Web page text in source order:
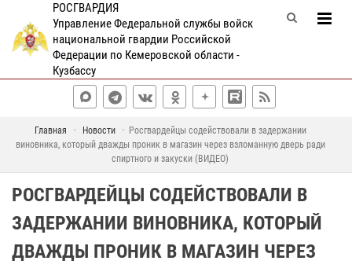
РОСГВАРДИЯ
Управление Федеральной службы войск
национальной гвардии Российской
Федерации по Кемеровской области -
Кузбассу
Главная Новости
Росгвардейцы содействовали в задержании
виновника, который дважды проник в магазин через взломанную дверь ради
спиртного и закуски (ВИДЕО)
РОСГВАРДЕЙЦЫ СОДЕЙСТВОВАЛИ В
ЗАДЕРЖАНИИ ВИНОВНИКА, КОТОРЫЙ
ДВАЖДЫ ПРОНИК В МАГАЗИН ЧЕРЕЗ